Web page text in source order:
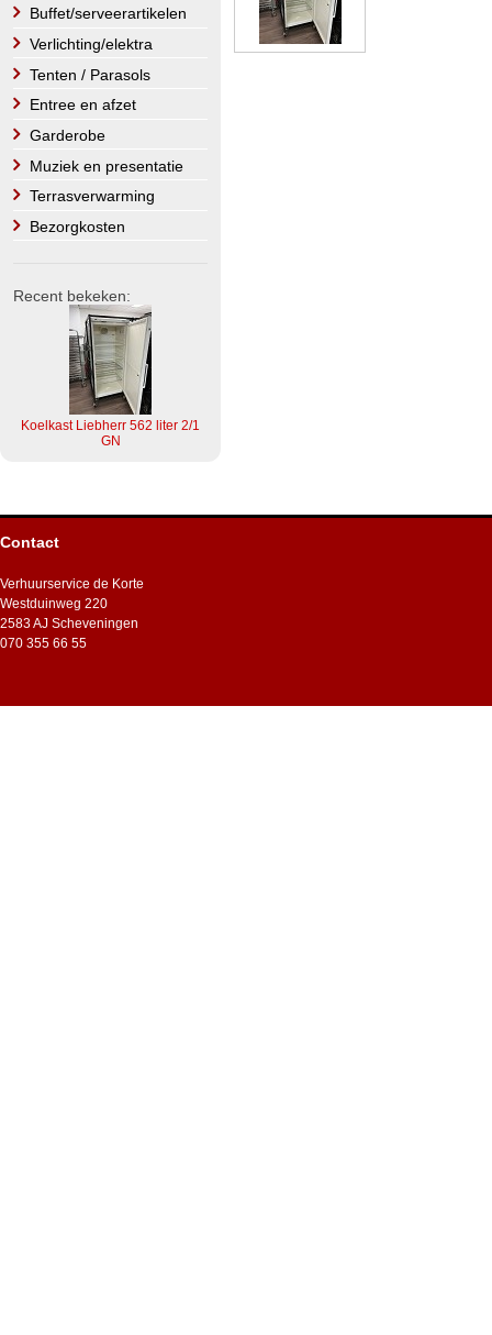
Buffet/serveerartikelen
Verlichting/elektra
Tenten / Parasols
Entree en afzet
Garderobe
Muziek en presentatie
Terrasverwarming
Bezorgkosten
Recent bekeken:
Koelkast Liebherr 562 liter 2/1
GN
Contact
Verhuurservice de Korte
Westduinweg 220
2583 AJ Scheveningen
070 355 66 55